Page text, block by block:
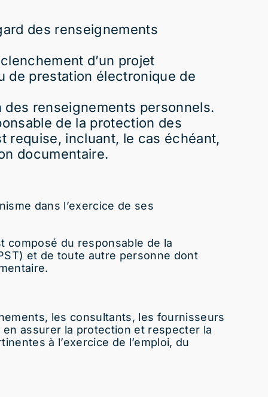
des renseignements
d’un projet
de prestation électronique de
renseignements personnels.
de la protection des
requise, incluant, le cas échéant,
documentaire.
dans l’exercice de ses
composé du responsable de la
et de toute autre personne dont
les consultants, les fournisseurs
assurer la protection et respecter la
à l’exercice de l’emploi, du